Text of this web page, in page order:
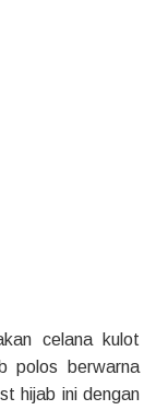
celana kulot
polos berwarna
hijab ini dengan